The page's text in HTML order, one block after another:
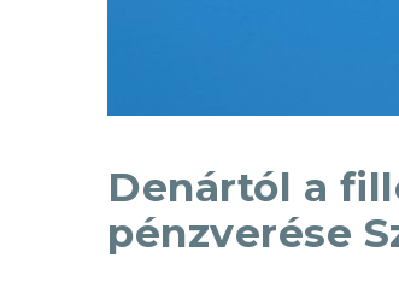
Denártól a
pénzverése